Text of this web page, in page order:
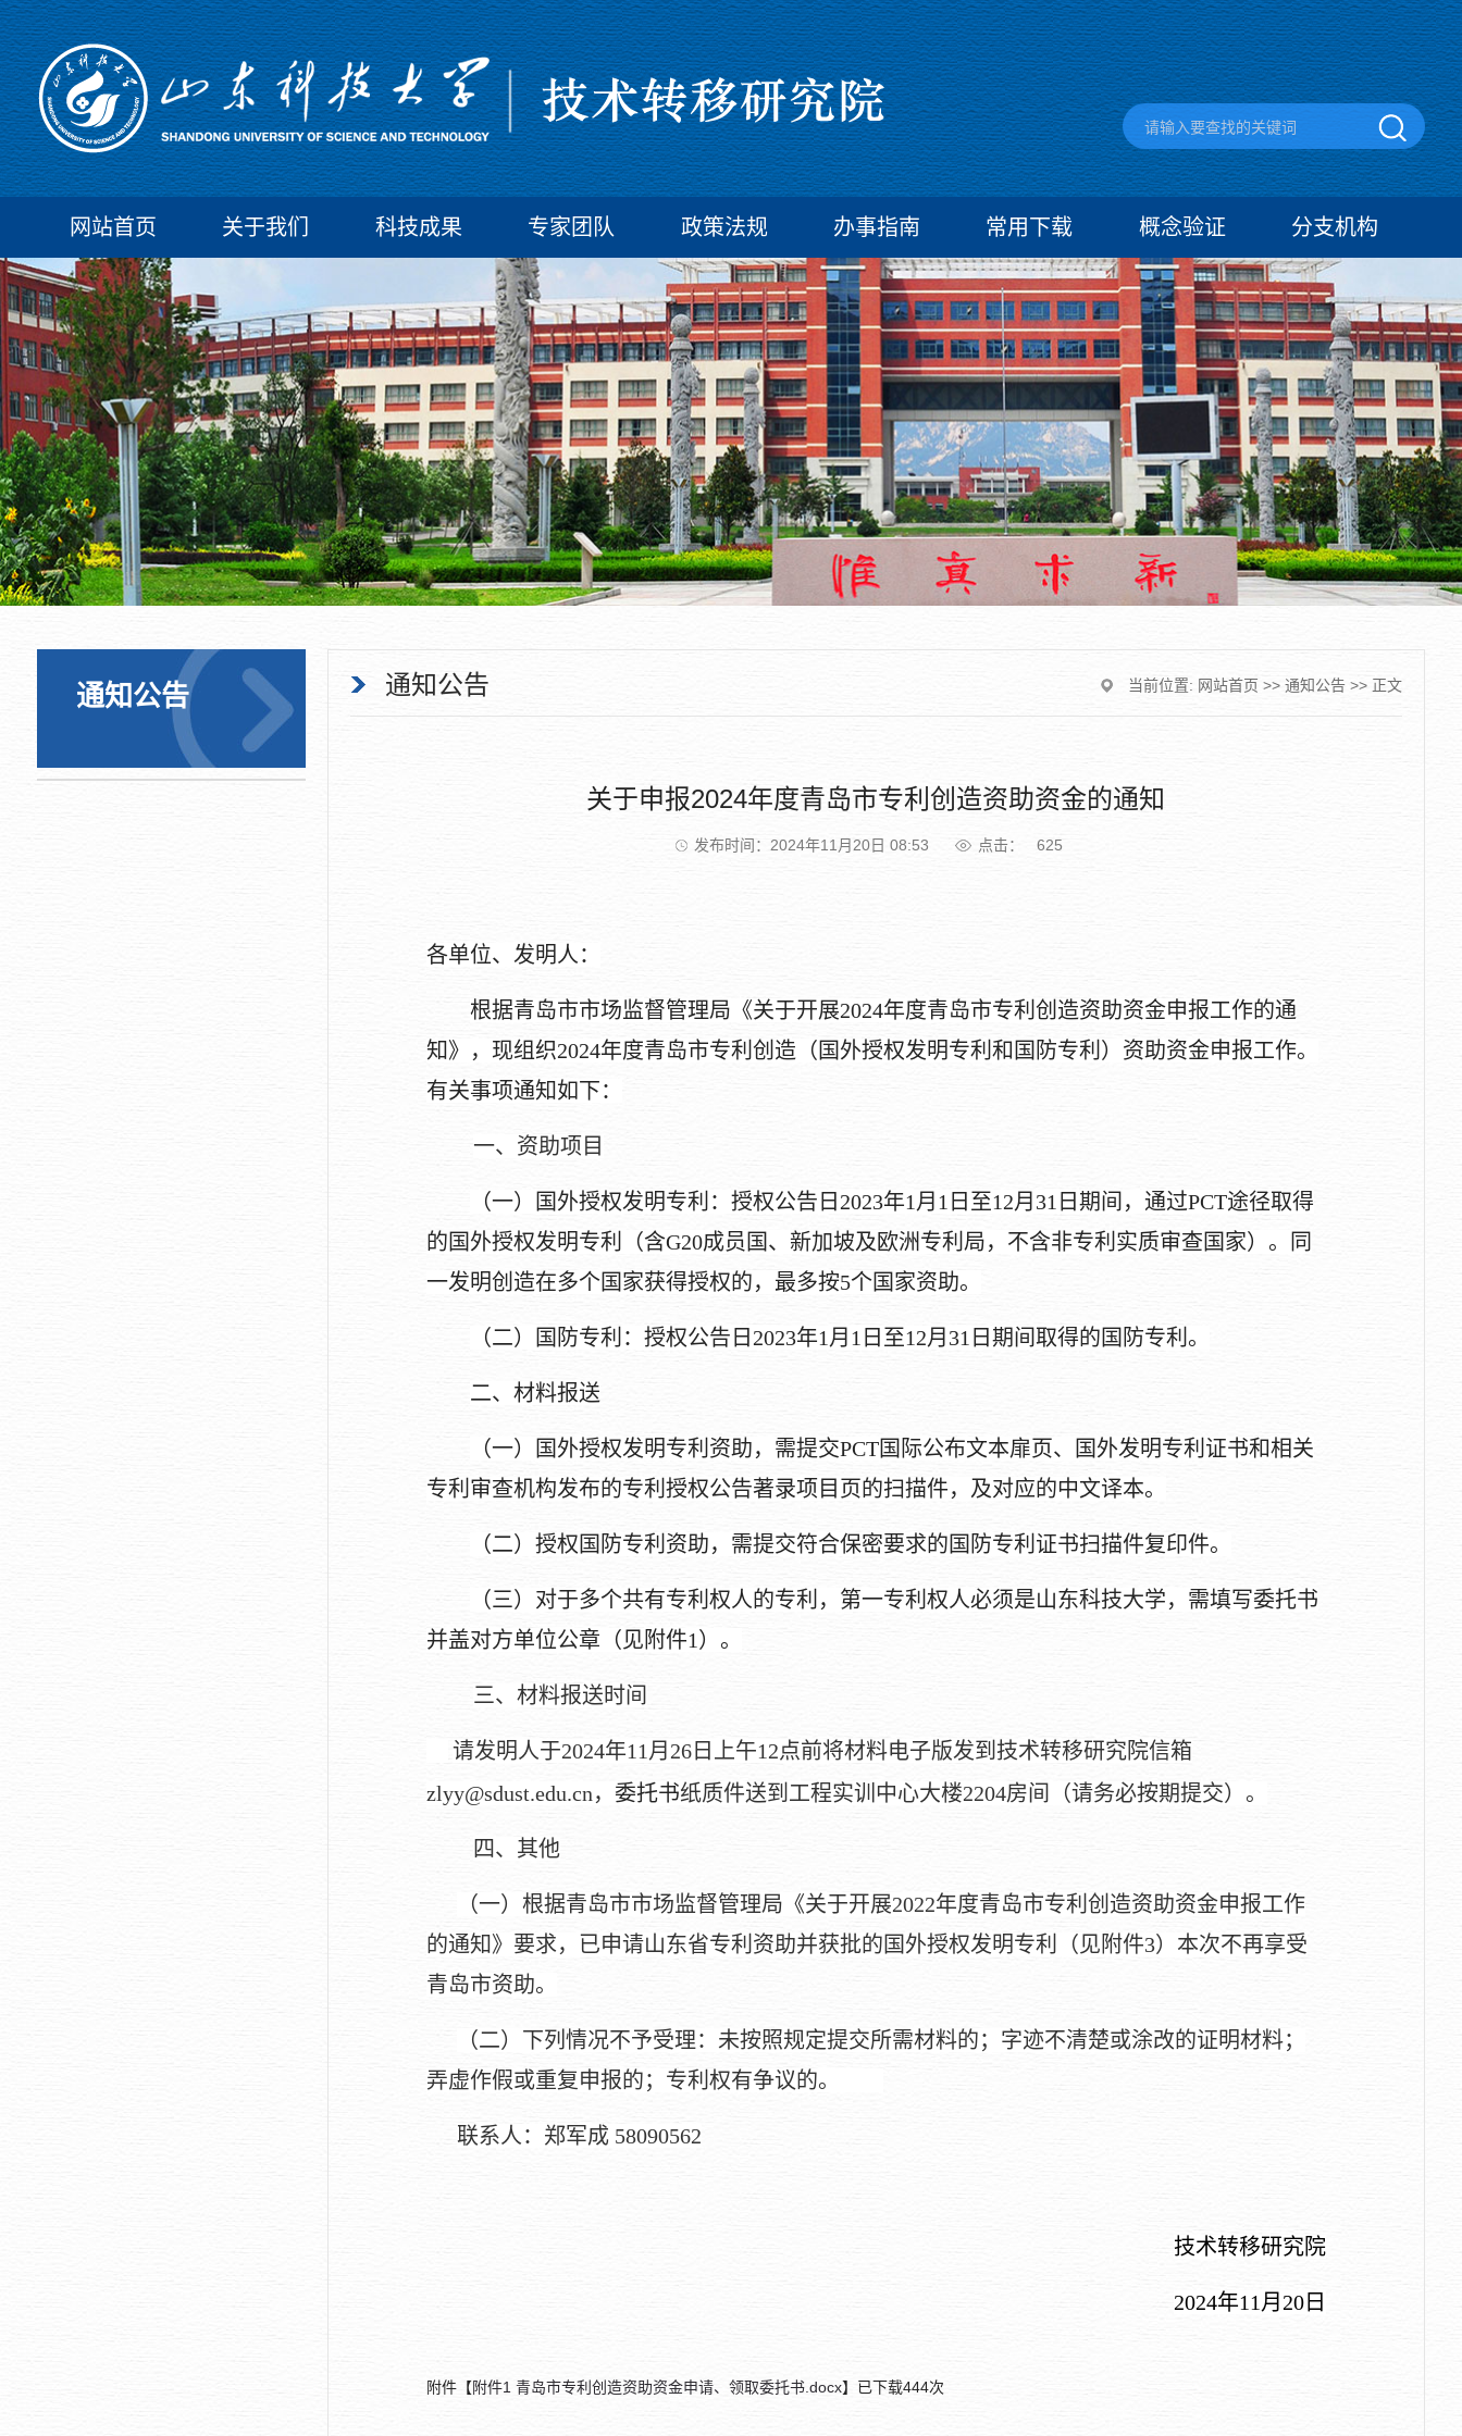
网站首页 关于我们 科技成果 专家团队 政策法规 办事指南 常用下载 概念验证 分支机构
通知公告 通知公告 当前位置: 网站首页 >>通知公告 >> 正文
关于申报2024年度青岛市专利创造资助资金的通知
发布时间：2024年11月20日 08:53 点击： 625
各单位、发明人：
根据青岛市市场监督管理局《关于开展2024年度青岛市专利创造资助资金申报工作的通
知》 ，现组织2024年度青岛市专利创造（国外授权发明专利和国防专利）资助资金申报工作。
有关事项通知如下：
一、资助项目
（一）国外授权发明专利：授权公告日 2023年1月1日至12月31日期间 ， 通过PCT途径取得
的国外授权发明专利（含G20成员国、新加坡及欧洲专利局， 不含非专利实质审查国家）。同
一发明创造在多个国家获得授权的，最多按5个国家资助。
（二）国防专利：授权公告日 2023年1月1日至12月31日期间取得的国防专利。
二、材料报送
（一）国外授权发明专利资助，需提交PCT国际公布文本扉页、国外发明专利证书和相关
专利审查机构发布的专利授权公告著录项目页的扫描件，及对应的中文译本。
（二）授权国防专利资助，需提交符合保密要求的国防专利证书扫描件复印件。
（三）对于多个共有专利权人的专利，第一专利权人必须是山东科技大学，需填写委托书
并盖对方单位公章（见附件1）。
三、材料报送时间
请发明人于2024年11 月 26日上午12点前将材料电子版发到技术转移研究院信箱
zlyy@sdust.edu.cn， 委托书纸质件送到工程实训中心大楼2204房间（请务必按期提交）。
四、其他
（一）根据青岛市市场监督管理局《关于开展2022年度青岛市专利创造资助资金申报工作
的通知》要求，已申请山东省专利资助并获批的国外授权发明专利（见附件3）本次不再享受
青岛市资助。
（二）下列情况不予受理：未按照规定提交所需材料的；字迹不清楚或涂改的证明材料；
弄虚作假或重复申报的；专利权有争议的。
联系人：郑军成 58090562
技术转移研究院
2024年11 月 20 日
附件【附件1 青岛市专利创造资助资金申请、领取委托书.docx】已下载444次